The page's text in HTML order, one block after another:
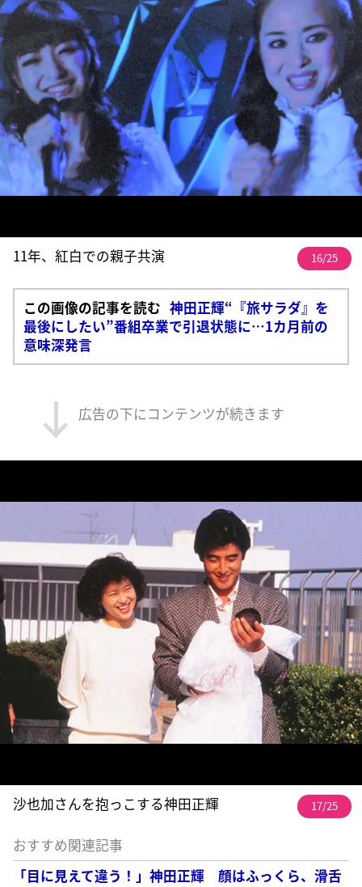
11年、紅白での親子共演 16/25
この画像の記事を読む 神田正輝“『旅サラダ』を
最後にしたい”番組卒業で引退状態に…1カ月前の
意味深発言
広告の下にコンテンツが続きます
沙也加さんを抱っこする神田正輝 17/25
おすすめ関連記事
「目に見えて違う！」神田正輝 顔はふっくら、滑舌